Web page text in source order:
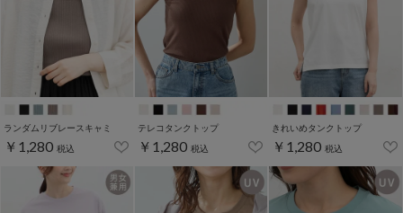
ランダムリブレースキャミ
￥1,280 税込
テレコタンクトップ
￥1,280 税込
きれいめタンクトップ
￥1,280 税込